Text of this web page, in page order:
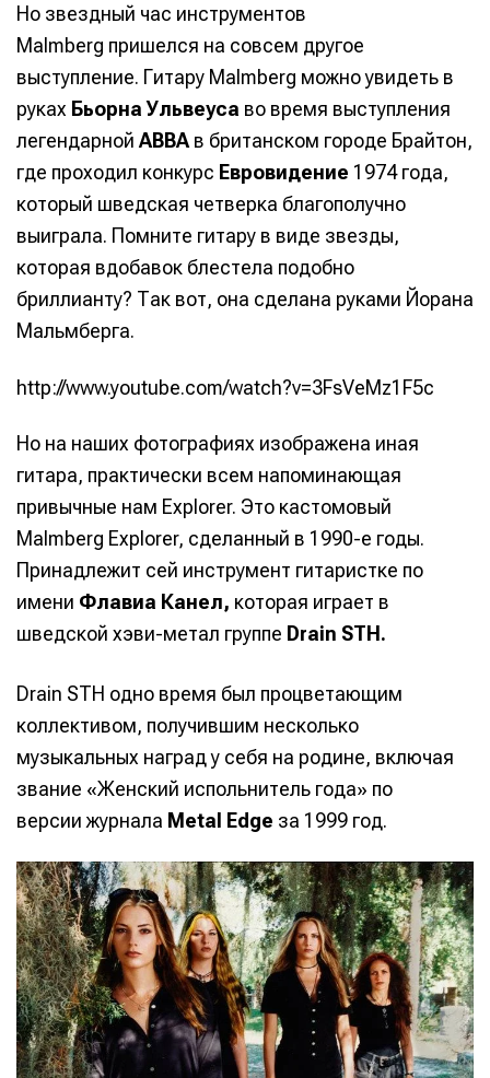
Но звездный час инструментов
Malmberg пришелся на совсем другое
выступление. Гитару Malmberg можно увидеть в
руках Бьорна Ульвеуса во время выступления
легендарной ABBA в британском городе Брайтон,
где проходил конкурс Евровидение 1974 года,
который шведская четверка благополучно
выиграла. Помните гитару в виде звезды,
которая вдобавок блестела подобно
бриллианту? Так вот, она сделана руками Йорана
Мальмберга.
http://www.youtube.com/watch?v=3FsVeMz1F5c
Но на наших фотографиях изображена иная
гитара, практически всем напоминающая
привычные нам Explorer. Это кастомовый
Malmberg Explorer, сделанный в 1990-е годы.
Принадлежит сей инструмент гитаристке по
имени Флавиа Канел, которая играет в
шведской хэви-метал группе Drain STH.
Drain STH одно время был процветающим
коллективом, получившим несколько
музыкальных наград у себя на родине, включая
звание «Женский испольнитель года» по
версии журнала Metal Edge за 1999 год.